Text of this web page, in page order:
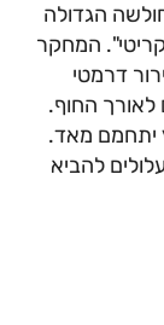
הגדולה
המחקר
דרמטי
לאורך החוף.
יתחמם מאד.
להביא